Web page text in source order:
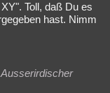
Toll, daß Du es
hast. Nimm